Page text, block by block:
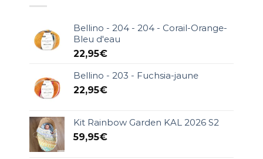
Bellino - 204 - 204 - Corail-Orange-
Bleu d'eau
22,95€
Bellino - 203 - Fuchsia-jaune
22,95€
Kit Rainbow Garden KAL 2026 S2
59,95€